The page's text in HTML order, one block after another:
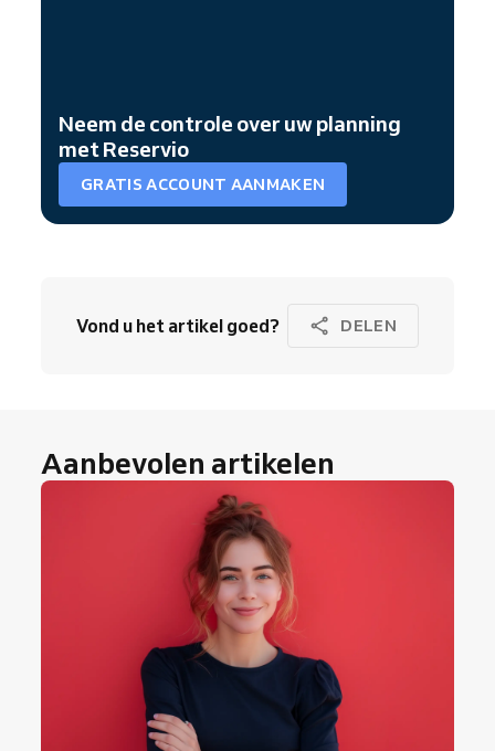
Neem de controle over uw planning
met Reservio
GRATIS ACCOUNT AANMAKEN
Vond u het artikel goed? DELEN
Aanbevolen artikelen